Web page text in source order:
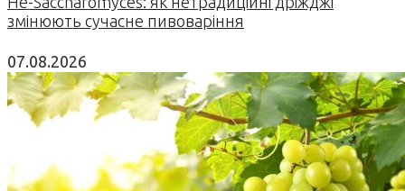
змінюють сучасне пивоваріння
07.08.2026